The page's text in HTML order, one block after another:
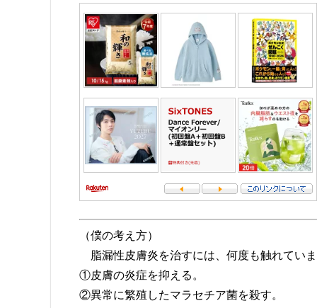
（僕の考え方）
脂漏性皮膚炎を治すには、何度も触れてい
①皮膚の炎症を抑える。
②異常に繁殖したマラセチア菌を殺す。